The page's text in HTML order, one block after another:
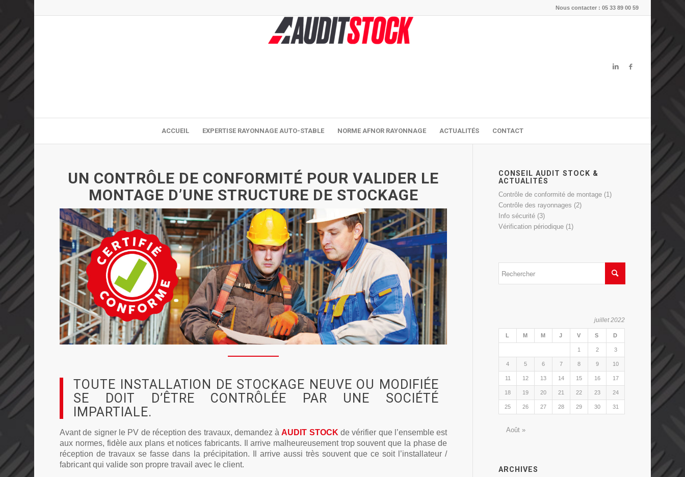
Nous contacter : 05 33 89 00 59
ACCUEIL EXPERTISE RAYONNAGE AUTO-STABLE NORME AFNOR RAYONNAGE ACTUALITÉS CONTACT
UN CONTRÔLE DE CONFORMITÉ POUR VALIDER LE
MONTAGE D’UNE STRUCTURE DE STOCKAGE
TOUTE INSTALLATION DE STOCKAGE NEUVE OU MODIFIÉE
SE DOIT D’ÊTRE CONTRÔLÉE PAR UNE SOCIÉTÉ
IMPARTIALE.
Avant de signer le PV de réception des travaux, demandez àAUDIT STOCK de vérifier que l’ensemble est
aux normes, fidèle aux plans et notices fabricants. Il arrive malheureusement trop souvent que la phase de
réception de travaux se fasse dans la précipitation. Il arrive aussi très souvent que ce soit l’installateur /
fabricant qui valide son propre travail avec le client.
CONSEIL AUDIT STOCK &
ACTUALITÉS
Contrôle de conformité de montage (1)
Contrôle des rayonnages (2)
Info sécurité (3)
Vérification périodique (1)
juillet 2022
L M M J V S D
1 2 3
4 5 6 7 8 9 10
11 12 13 14 15 16 17
18 19 20 21 22 23 24
25 26 27 28 29 30 31
Août »
ARCHIVES